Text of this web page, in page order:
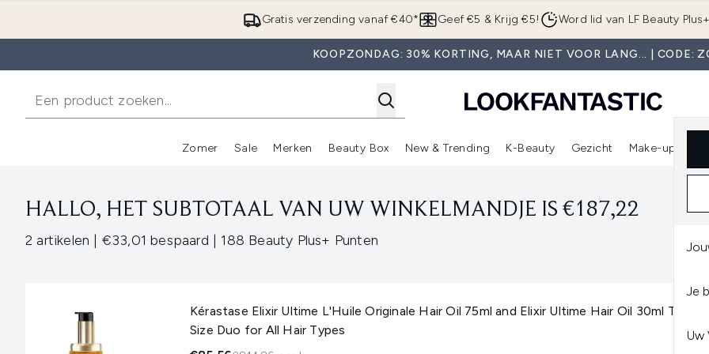
Overslaan naar de hoofdinhoud
Gratis verzending vanaf €40* Geef €5 & Krijg €5! Word lid van LF Beauty Plus+
KOOPZONDAG: 30% KORTING, MAAR NIET VOOR LANG... | CODE:
Je
Uw
Zomer
Enter submenu (Zomer)
Sale
Enter submenu (Sale)
Merken
Enter submenu (Merken)
Beauty Box
Enter submenu (Beauty Box)
New & Trending
Enter submenu (New & Trending)
K-Beauty
Enter submenu (K-Beauty)
Gezicht Make-up
HALLO, HET SUBTOTAAL VAN UW WINKELMANDJE IS €187,22
2 artikelen ,| €33,01 bespaard ,| 188 Beauty Plus+ Punten
Kérastase Elixir Ultime L'Huile Originale Hair Oil 75ml and Elixir Ultime Hair Oil 30ml Travel
Size Duo for All Hair Types